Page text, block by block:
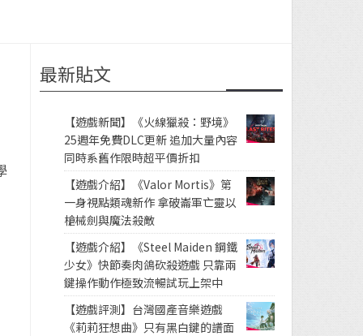
最新貼文
【遊戲新聞】《火線獵殺：野境》
25週年免費DLC更新 追加大量內容
同時系舊作限時超平價折扣
【遊戲介紹】《Valor Mortis》第
一身視點類魂新作 拿破崙軍亡靈以
槍械劍與魔法殺敵
【遊戲介紹】《Steel Maiden 鋼鐵
少女》快節奏肉鴿砍殺遊戲 只靠兩
鍵操作動作極致流暢試玩上架中
【遊戲評測】台灣國產音樂遊戲
《莉莉狂想曲》只有黑白鍵的譜面